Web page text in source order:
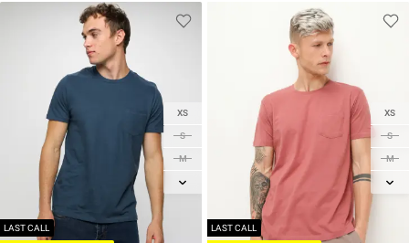
LAST CALL
XS
S
M
L
LAST CALL
XS
S
M
L